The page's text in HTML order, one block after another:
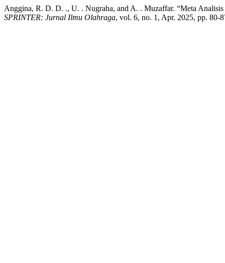
Anggina, R. D. D. ., U. . Nugraha, and A. . Muzaffar. “Meta
SPRINTER: Jurnal Ilmu Olahraga, vol. 6, no. 1, Apr. 2025, pp. 80-